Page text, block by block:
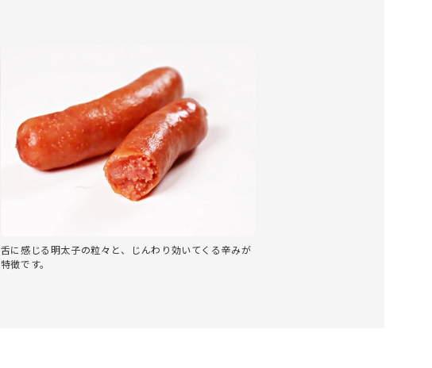
舌に感じる明太子の粒々と、じんわり効いてくる辛みが
特徴です。